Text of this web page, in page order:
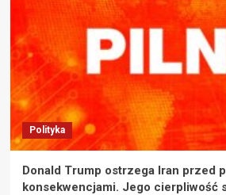
Polityka
Donald Trump ostrzega Iran przed
konsekwencjami. Jego cierpliwość